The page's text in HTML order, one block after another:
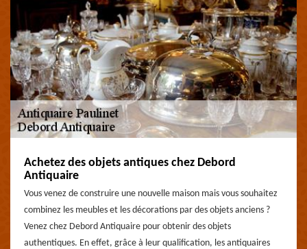
Achetez des objets antiques chez Debord
Antiquaire
Vous venez de construire une nouvelle maison mais vous souhaitez
combinez les meubles et les décorations par des objets anciens ?
Venez chez Debord Antiquaire pour obtenir des objets
authentiques. En effet, grâce à leur qualification, les antiquaires